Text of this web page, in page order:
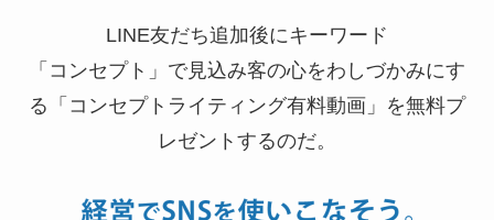
LINE友だち追加後にキーワード
「コンセプト」で見込み客の心をわしづかみにす
る「コンセプトライティング有料動画」を無料プ
レゼントするのだ。